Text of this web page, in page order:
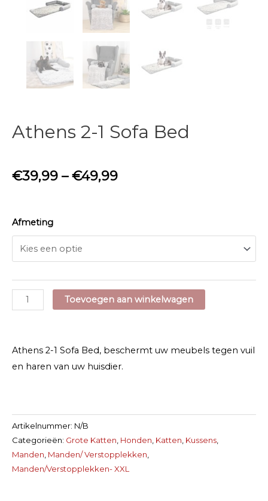
Athens 2-1 Sofa Bed
€39,99 –€49,99
Afmeting
Athens
2-
Sofa
Bed
Toevoegen aan winkelwagen
Athens 2-1 Sofa Bed, beschermt uw meubels tegen vuil
en haren van uw huisdier.
Artikelnummer: N/B
Categorieën: Grote Katten, Honden, Katten, Kussens,
Manden, Manden/ Verstopplekken,
Manden/Verstopplekken- XXL